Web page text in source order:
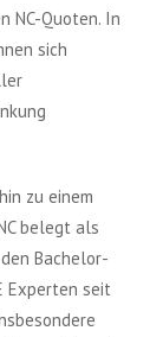
NC-Quoten. In
sich
zu einem
belegt als
Bachelor-
Experten seit